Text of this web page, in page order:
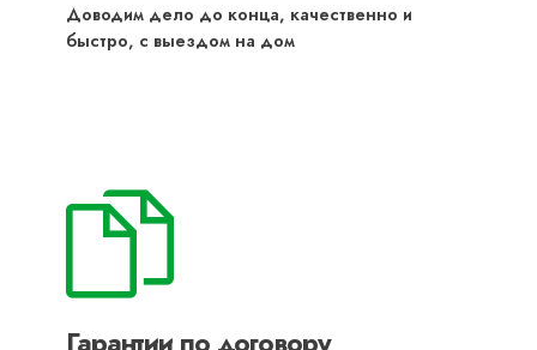
Доводим дело до конца, качественно и
быстро, с выездом на дом